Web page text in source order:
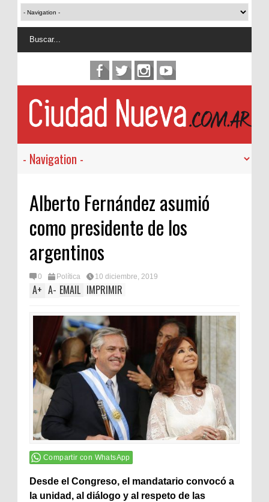
Alberto Fernández asumió
como presidente de los
argentinos
0 Política 10 diciembre, 2019
A+ A- EMAIL IMPRIMIR
Compartir con WhatsApp
Desde el Congreso, el mandatario convocó a
la unidad, al diálogo y al respeto de las